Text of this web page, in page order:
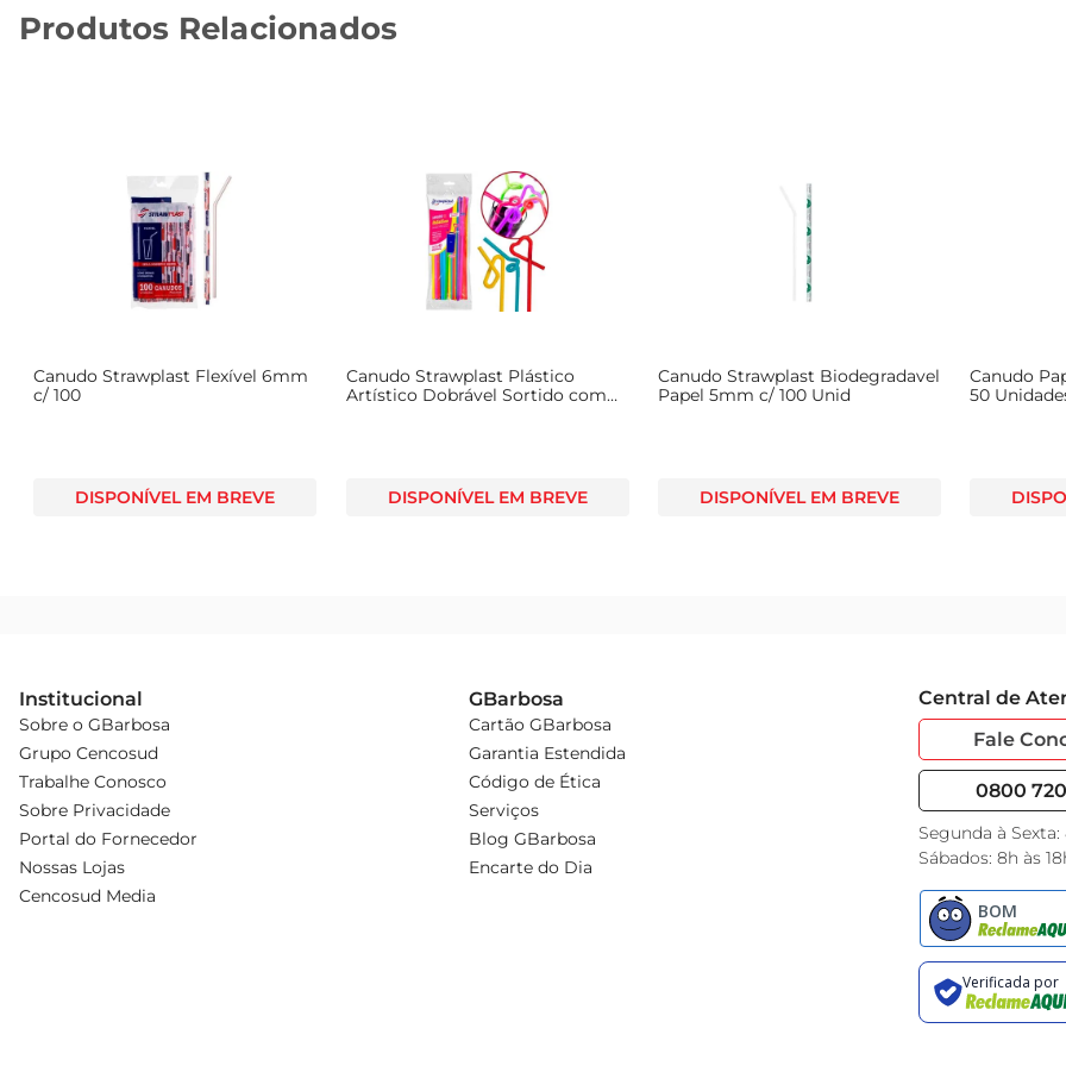
Produtos Relacionados
Canudo Strawplast Flexível 6mm
c/ 100
DISPONÍVEL EM BREVE
Canudo Strawplast Plástico
Artístico Dobrável Sortido com
DISPONÍVEL EM BREVE
Canudo Strawplast Biodegradavel
Papel 5mm c/ 100 Unid
DISPONÍVEL EM BREVE
Canudo
50
Institucional
Sobre o GBarbosa
Grupo Cencosud
Trabalhe Conosco
Sobre Privacidade
Portal do Fornecedor
Nossas Lojas
Cencosud Media
GBarbosa
Cartão GBarbosa
Garantia Estendida
Código de Ética
Serviços
Blog GBarbosa
Encarte do Dia
Central de
Fale
0800 720
Segunda à
Sábados: 8h às